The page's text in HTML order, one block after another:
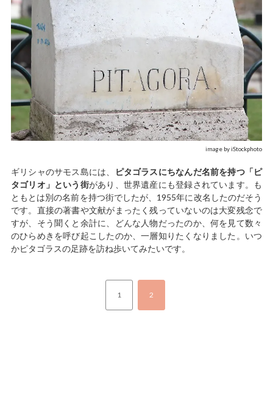
image by iStockphoto
ギリシャのサモス島には、
ピタゴラスにちなんだ名前を持つ「ピ
タゴリオ」という街があり、世界遺産にも登録されています。も
ともとは別の名前を持つ街でしたが、1955年に改名したのだそう
です。直接の著書や文献がまったく残っていないのは大変残念で
すが、そう聞くと余計に、どんな人物だったのか、何を見て数々
のひらめきを呼び起こしたのか、一層知りたくなりました。いつ
かピタゴラスの足跡を訪ね歩いてみたいです。
1 2